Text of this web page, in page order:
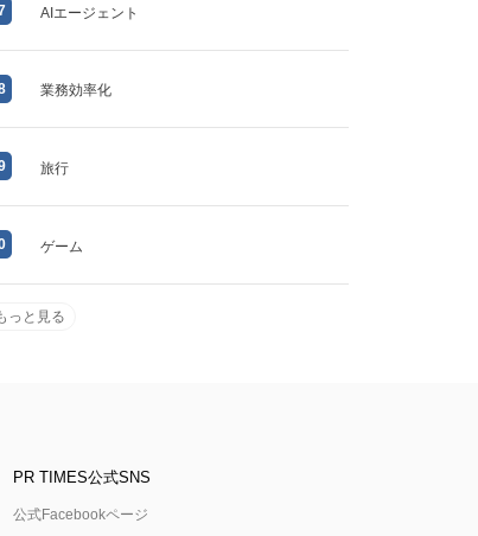
AIエージェント
業務効率化
旅行
ゲーム
っと見る
PR TIMES公式SNS
公式Facebookページ